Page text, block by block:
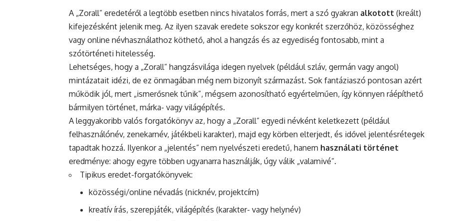
A „Zorall” eredetéről a legtöbb esetben nincs hivatalos forrás, mert a szó gyakran alkotott (kreált)
kifejezésként jelenik meg. Az ilyen szavak eredete sokszor egy konkrét szerzőhöz, közösséghez
vagy online névhasználathoz köthető, ahol a hangzás és az egyediség fontosabb, mint a
szótörténeti hitelesség.
Lehetséges, hogy a „Zorall” hangzásvilága idegen nyelvek (például szláv, germán vagy angol)
mintázatait idézi, de ez önmagában még nem bizonyít származást. Sok fantáziaszó pontosan azért
működik jól, mert „ismerősnek tűnik”, mégsem azonosítható egyértelműen, így könnyen ráépíthető
bármilyen történet, márka- vagy világépítés.
A leggyakoribb valós forgatókönyv az, hogy a „Zorall” egyedi névként keletkezett (például
felhasználónév, zenekarnév, játékbeli karakter), majd egy körben elterjedt, és idővel jelentésrétegek
tapadtak hozzá. Ilyenkor a „jelentés” nem nyelvészeti eredetű, hanem használati történet
eredménye: ahogy egyre többen ugyanarra használják, úgy válik „valamivé”.
Tipikus eredet-forgatókönyvek:
közösségi/online névadás (nicknév, projektcím)
kreatív írás, szerepjáték, világépítés (karakter- vagy helynév)